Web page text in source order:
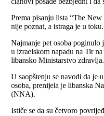
Prema pisanju lista “The
nije poznat, a istraga je u toku.
Najmanje pet osoba poginulo
u izraelskom napadu na Tir
libansko Ministarstvo zdravlja.
U saopštenju se navodi da je
osoba, prenijela je libanska
(NNA).
Ističe se da su četvoro